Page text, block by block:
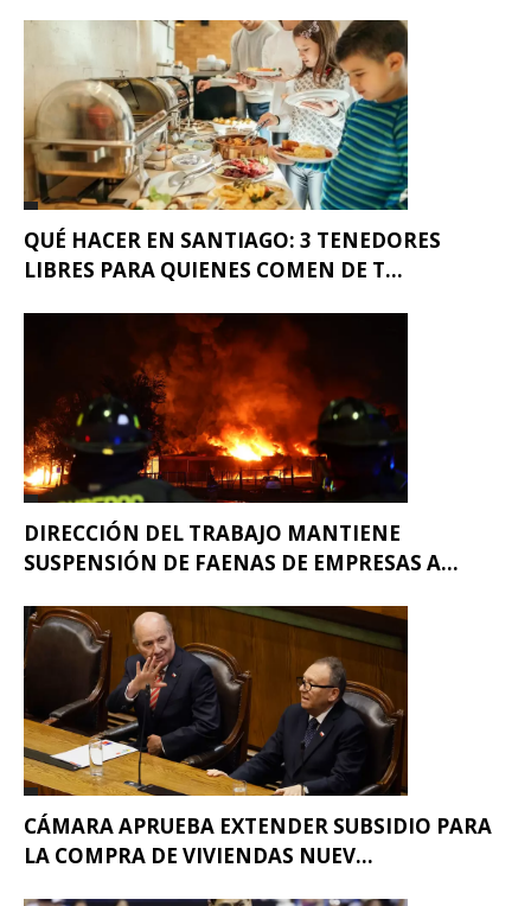
QUÉ HACER EN SANTIAGO: 3 TENEDORES
LIBRES PARA QUIENES COMEN DE T...
DIRECCIÓN DEL TRABAJO MANTIENE
SUSPENSIÓN DE FAENAS DE EMPRESAS A...
CÁMARA APRUEBA EXTENDER SUBSIDIO PARA
LA COMPRA DE VIVIENDAS NUEV...